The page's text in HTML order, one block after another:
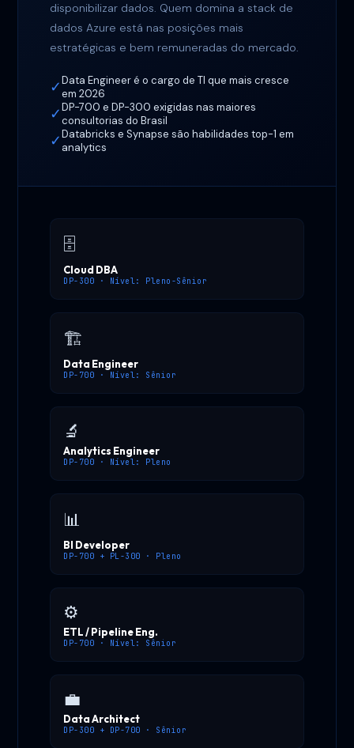
disponibilizar dados. Quem domina a stack de
dados Azure está nas posições mais
estratégicas e bem remuneradas do mercado.
✓Data Engineer é o cargo de TI que mais cresce
em 2026
✓DP-700 e DP-300 exigidas nas maiores
consultorias do Brasil
✓Databricks e Synapse são habilidades top-1 em
analytics
🗄️
Cloud DBA
DP-300 · Nível: Pleno-Sênior
🏗️
Data Engineer
DP-700 · Nível: Sênior
🔬
Analytics Engineer
DP-700 · Nível: Pleno
📊
BI Developer
DP-700 + PL-300 · Pleno
⚙️
ETL / Pipeline Eng.
DP-700 · Nível: Sênior
💼
Data Architect
DP-300 + DP-700 · Sênior